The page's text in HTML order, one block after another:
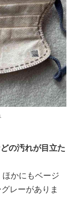
の汚れが目立た
かにもベージ
レーがありま